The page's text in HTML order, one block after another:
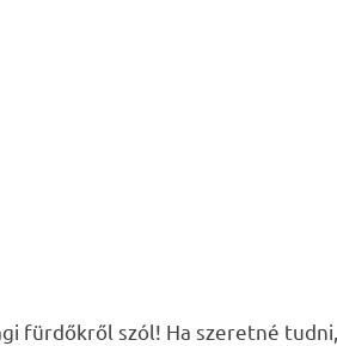
fürdőkről szól! Ha szeretné